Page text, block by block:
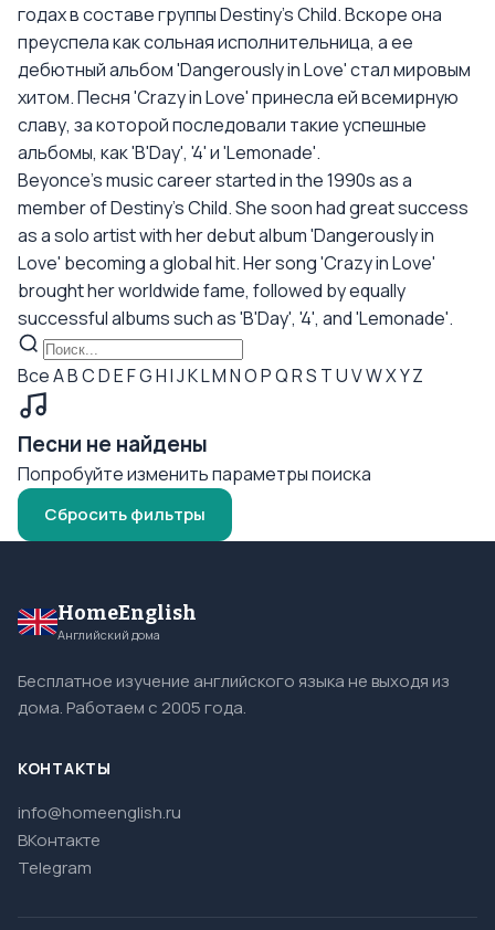
годах в составе группы Destiny's Child. Вскоре она
преуспела как сольная исполнительница, а ее
дебютный альбом 'Dangerously in Love' стал мировым
хитом. Песня 'Crazy in Love' принесла ей всемирную
славу, за которой последовали такие успешные
альбомы, как 'B'Day', '4' и 'Lemonade'.
Beyonce's music career started in the 1990s as a
member of Destiny's Child. She soon had great success
as a solo artist with her debut album 'Dangerously in
Love' becoming a global hit. Her song 'Crazy in Love'
brought her worldwide fame, followed by equally
successful albums such as 'B'Day', '4', and 'Lemonade'.
ВсеABCDEFGHIJKLMNOPQRS TUVWXYZ
Песни не найдены
Попробуйте изменить параметры поиска
Сбросить фильтры
HomeEnglish
Английский дома
Бесплатное изучение английского языка не выходя из
дома. Работаем с 2005 года.
КОНТАКТЫ
info@homeenglish.ru
ВКонтакте
Telegram